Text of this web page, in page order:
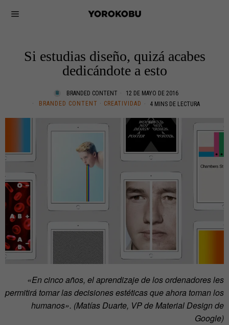
Si estudias diseño, quizá acabes
dedicándote a esto
BRANDED CONTENT
12 DE MAYO DE 2016
BRANDED CONTENT · CREATIVIDAD 4 MINS DE LECTURA
«En cinco años, el aprendizaje de los ordenadores les
permitirá tomar las decisiones estéticas que ahora toman los
humanos». (Matías Duarte, VPde Material Designde
Google)